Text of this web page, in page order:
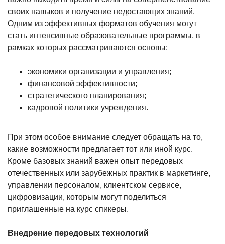
своих навыков и получение недостающих знаний.
Одним из эффективных форматов обучения могут
стать интенсивные образовательные программы, в
рамках которых рассматриваются основы:
экономики организации и управления;
финансовой эффективности;
стратегического планирования;
кадровой политики учреждения.
При этом особое внимание следует обращать на то,
какие возможности предлагает тот или иной курс.
Кроме базовых знаний важен опыт передовых
отечественных или зарубежных практик в маркетинге,
управлении персоналом, клиентском сервисе,
цифровизации, которым могут поделиться
приглашенные на курс спикеры.
Внедрение передовых технологий